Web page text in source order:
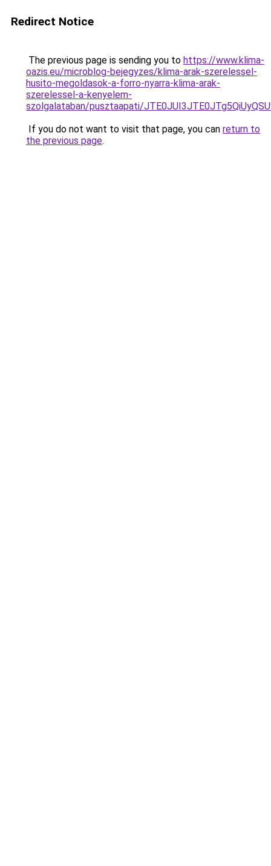
Redirect Notice
The previous page is sending you to https://www.klima-
oazis.eu/microblog-bejegyzes/klima-arak-szerelessel-
husito-megoldasok-a-forro-nyarra-klima-arak-
szerelessel-a-kenyelem-
szolgalataban/pusztaapati/
If you do not want to visit that page, you can return to
the previous page.